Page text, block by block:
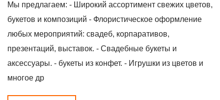
Мы предлагаем: - Широкий ассортимент свежих цветов,
букетов и композиций - Флористическое оформление
любых мероприятий: свадеб, корпаративов,
презентаций, выставок. - Свадебные букеты и
аксессуары. - букеты из конфет. - Игрушки из цветов и
многое др